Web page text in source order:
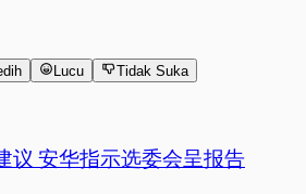
Lucu Tidak Suka
议 安华指示选委会呈报告